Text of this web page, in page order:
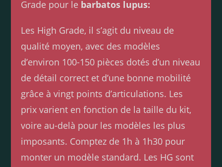
Grade pour le barbatos lupus:
Les High Grade, il s’agit du niveau de
qualité moyen, avec des modèles
d’environ 100-150 pièces dotés d’un niveau
de détail correct et d’une bonne mobilité
grâce à vingt points d’articulations. Les
prix varient en fonction de la taille du kit,
voire au-delà pour les modèles les plus
imposants. Comptez de 1h à 1h30 pour
monter un modèle standard. Les HG sont